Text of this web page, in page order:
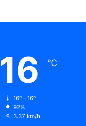
16 ℃
16º - 16º
92%
3.37 km/h